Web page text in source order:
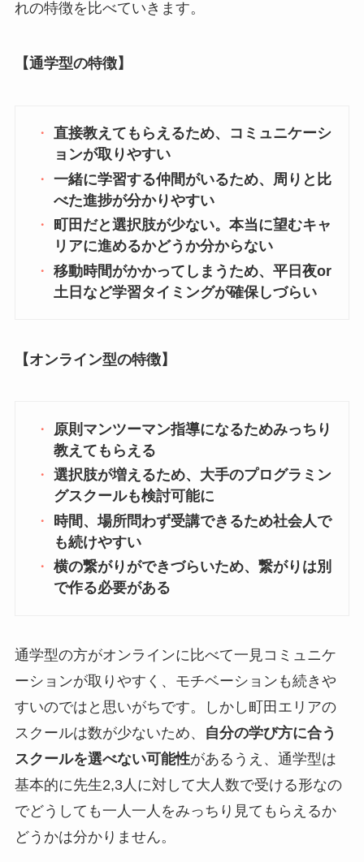
れの特徴を比べていきます。
【通学型の特徴】
直接教えてもらえるため、コミュニケーシ
ョンが取りやすい
一緒に学習する仲間がいるため、周りと比
べた進捗が分かりやすい
町田だと選択肢が少ない。本当に望むキャ
リアに進めるかどうか分からない
移動時間がかかってしまうため、平日夜or
土日など学習タイミングが確保しづらい
【オンライン型の特徴】
原則マンツーマン指導になるためみっちり
教えてもらえる
選択肢が増えるため、大手のプログラミン
グスクールも検討可能に
時間、場所問わず受講できるため社会人で
も続けやすい
横の繋がりができづらいため、繋がりは別
で作る必要がある
通学型の方がオンラインに比べて一見コミュニケ
ーションが取りやすく、モチベーションも続きや
すいのではと思いがちです。しかし町田エリアの
スクールは数が少ないため、
自分の学び方に合う
スクールを選べない可能性があるうえ、通学型は
基本的に先生2,3人に対して大人数で受ける形なの
でどうしても一人一人をみっちり見てもらえるか
どうかは分かりません。